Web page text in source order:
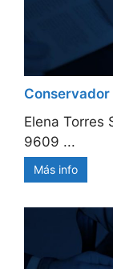
Conservador
Elena Torres
9609 ...
Más info